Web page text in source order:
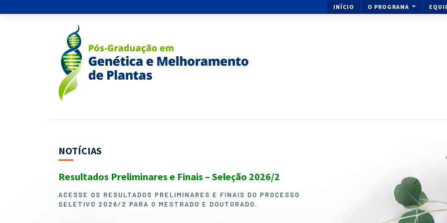
INÍCIO O PROGRAMA
NOTÍCIAS
Resultados Preliminares e Finais – Seleção 2026/2
ACESSE OS RESULTADOS PRELIMINARES E FINAIS DO PROCESSO
SELETIVO 2026/2 PARA O MESTRADO E DOUTORADO.
Ingresse no Mestrado ou
Melhoramento de Plantas
O PROCESSO SELETIVO PARA
DOUTORADO EM GENÉTICA E